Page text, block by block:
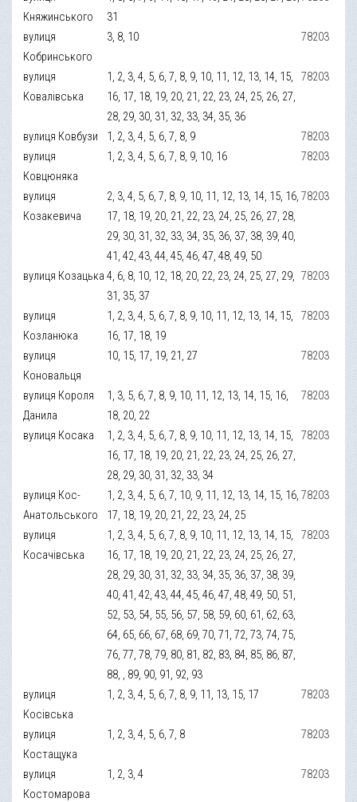
Княжинського
31
вулиця
Кобринського
3, 8, 10 78203
вулиця
Ковалівська
1, 2, 3, 4, 5, 6, 7, 8, 9, 10, 11, 12, 13, 14, 15,
16, 17, 18, 19, 20, 21, 22, 23, 24, 25, 26, 27,
28, 29, 30, 31, 32, 33, 34, 35, 36
78203
вулиця Ковбузи 1, 2, 3, 4, 5, 6, 7, 8, 9
78203
вулиця
Ковцюняка
1, 2, 3, 4, 5, 6, 7, 8, 9, 10, 16 78203
вулиця
Козакевича
2, 3, 4, 5, 6, 7, 8, 9, 10, 11, 12, 13, 14, 15, 16,
17, 18, 19, 20, 21, 22, 23, 24, 25, 26, 27, 28,
29, 30, 31, 32, 33, 34, 35, 36, 37, 38, 39, 40,
41, 42, 43, 44, 45, 46, 47, 48, 49, 50
78203
вулиця Козацька 4, 6, 8, 10, 12, 18, 20, 22, 23, 24, 25, 27, 29,
31, 35, 37
78203
вулиця
Козланюка
1, 2, 3, 4, 5, 6, 7, 8, 9, 10, 11, 12, 13, 14, 15,
16, 17, 18, 19
78203
вулиця
Коновальця
10, 15, 17, 19, 21, 27 78203
вулиця Короля
Данила
1, 3, 5, 6, 7, 8, 9, 10, 11, 12, 13, 14, 15, 16,
18, 20, 22
78203
вулиця Косака
1, 2, 3, 4, 5, 6, 7, 8, 9, 10, 11, 12, 13, 14, 15,
16, 17, 18, 19, 20, 21, 22, 23, 24, 25, 26, 27,
28, 29, 30, 31, 32, 33, 34
78203
вулиця Кос-
Анатольського
1, 2, 3, 4, 5, 6, 7, 10, 9, 11, 12, 13, 14, 15, 16,
17, 18, 19, 20, 21, 22, 23, 24, 25
78203
вулиця
Косачівська
1, 2, 3, 4, 5, 6, 7, 8, 9, 10, 11, 12, 13, 14, 15,
16, 17, 18, 19, 20, 21, 22, 23, 24, 25, 26, 27,
28, 29, 30, 31, 32, 33, 34, 35, 36, 37, 38, 39,
40, 41, 42, 43, 44, 45, 46, 47, 48, 49, 50, 51,
52, 53, 54, 55, 56, 57, 58, 59, 60, 61, 62, 63,
64, 65, 66, 67, 68, 69, 70, 71, 72, 73, 74, 75,
76, 77, 78, 79, 80, 81, 82, 83, 84, 85, 86, 87,
88, , 89, 90, 91, 92, 93
78203
вулиця
Косівська
1, 2, 3, 4, 5, 6, 7, 8, 9, 11, 13, 15, 17 78203
вулиця
Костащука
1, 2, 3, 4, 5, 6, 7, 8 78203
вулиця
Костомарова
1, 2, 3, 4 78203